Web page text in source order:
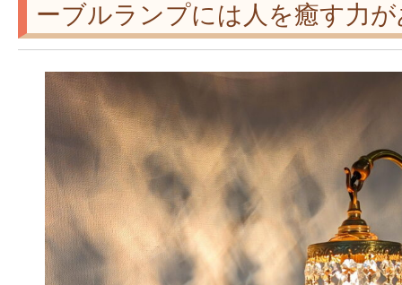
ーブルランプには人を癒す力